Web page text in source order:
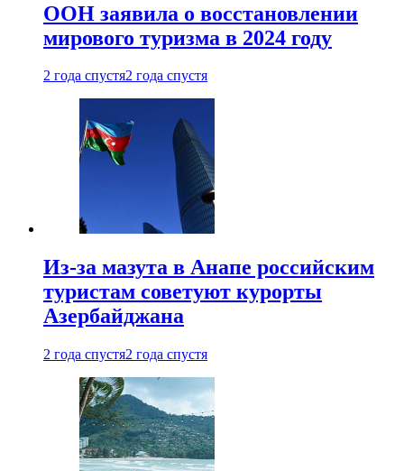
ООН заявила о восстановлении
мирового туризма в 2024 году
2 года спустя2 года спустя
Из-за мазута в Анапе российским
туристам советуют курорты
Азербайджана
2 года спустя2 года спустя